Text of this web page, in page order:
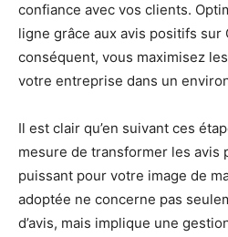
confiance avec vos clients.
ligne grâce aux avis positifs sur
conséquent, vous maximisez
votre entreprise dans un
Il est clair qu’en suivant ces
mesure de transformer les avis
puissant pour votre image de
adoptée ne concerne pas
d’avis, mais implique une